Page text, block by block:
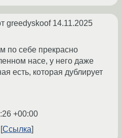
greedyskoof 14.11.2025
по себе прекрасно
насе, у него даже
есть, которая дублирует
+00:00
Ссылка